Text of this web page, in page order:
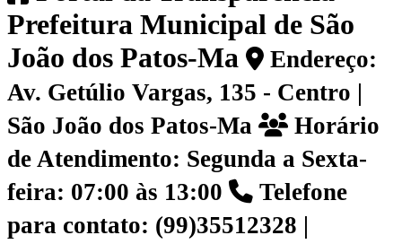
Prefeitura Municipal de São
João dos Patos-Ma
Endereço:
Av. Getúlio Vargas, 135 - Centro |
São João dos Patos-Ma
Horário
de Atendimento: Segunda a Sexta-
feira: 07:00 às 13:00
Telefone
para contato: (99)35512328 |